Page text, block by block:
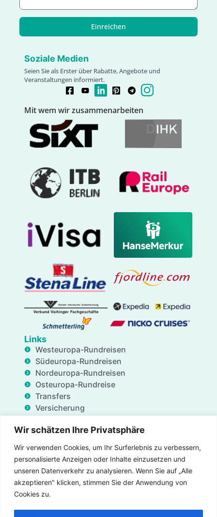
Wir schätzen Ihre Privatsphäre
Wir verwenden Cookies, um Ihr Surferlebnis zu verbessern,
personalisierte Anzeigen oder Inhalte einzusetzen und
unseren Datenverkehr zu analysieren. Wenn Sie auf „Alle
akzeptieren" klicken, stimmen Sie der Anwendung von
Cookies zu.
Einreichen
Soziale Medien
Seien Sie als Erster über Rabatte, Angebote und
Veranstaltungen informiert.
Mit wem wir zusammenarbeiten
Links
Westeuropa-Rundreisen
Südeuropa-Rundreisen
Nordeuropa-Rundreisen
Osteuropa-Rundreise
Transfers
Versicherung
Unterkünfte
FAQ
Angebote
Über uns
Kontaktieren uns